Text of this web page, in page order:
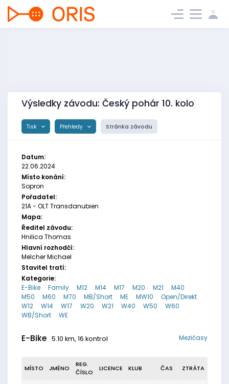
Výsledky závodu: Český pohár 10. kolo
Tisk Přehledy Stránka závodu
Datum:
22.06.2024
Místo konání:
Sopron
Pořadatel:
21A - OLT Transdanubien
Mapa:
Ředitel závodu:
Hnilica Thomas
Hlavní rozhodčí:
Melcher Michael
Stavitel tratí:
Kategorie:
E-Bike
Family M12 M14 M17 M20 M21
M40
M50
M60 M70 MB/Short ME MW10
Open/Direkt
W12
W14 W17 W20 W21 W40 W50
W60
WB/Short
WE
E-Bike 5.10 km, 16 kontrol Mezičasy
MÍSTO JMÉNO
REG.
ČÍSLO
LICENCE KLUB ČAS ZTRÁTA